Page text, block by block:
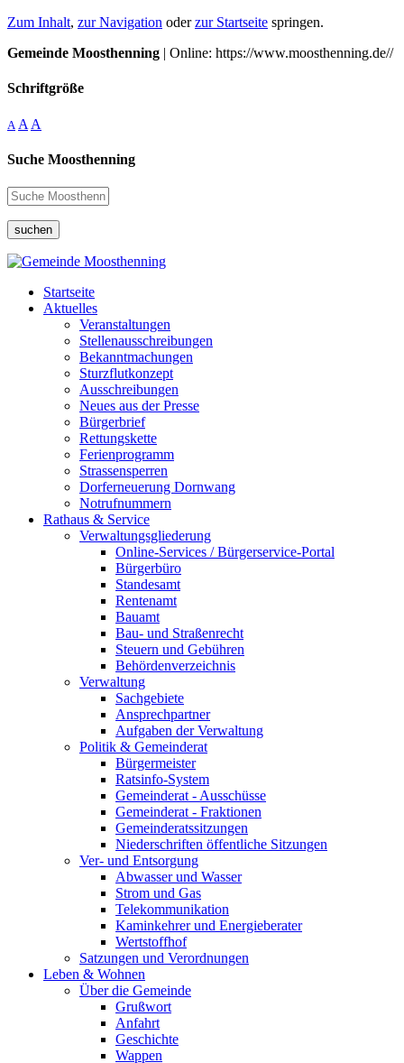
Zum Inhalt, zur Navigation oderzur Startseite springen.
Gemeinde Moosthenning | Online: https://www.moosthenning.de//
Schriftgröße
A A A
Suche Moosthenning
suchen
Startseite
Aktuelles
Veranstaltungen
Stellenausschreibungen
Bekanntmachungen
Sturzflutkonzept
Ausschreibungen
Neues aus der Presse
Bürgerbrief
Rettungskette
Ferienprogramm
Strassensperren
Dorferneuerung Dornwang
Notrufnummern
Rathaus & Service
Verwaltungsgliederung
Online-Services / Bürgerservice-Portal
Bürgerbüro
Standesamt
Rentenamt
Bauamt
Bau- und Straßenrecht
Steuern und Gebühren
Behördenverzeichnis
Verwaltung
Sachgebiete
Ansprechpartner
Aufgaben der Verwaltung
Politik & Gemeinderat
Bürgermeister
Ratsinfo-System
Gemeinderat - Ausschüsse
Gemeinderat - Fraktionen
Gemeinderatssitzungen
Niederschriften öffentliche Sitzungen
Ver- und Entsorgung
Abwasser und Wasser
Strom und Gas
Telekommunikation
Kaminkehrer und Energieberater
Wertstoffhof
Satzungen und Verordnungen
Leben & Wohnen
Über die Gemeinde
Grußwort
Anfahrt
Geschichte
Wappen